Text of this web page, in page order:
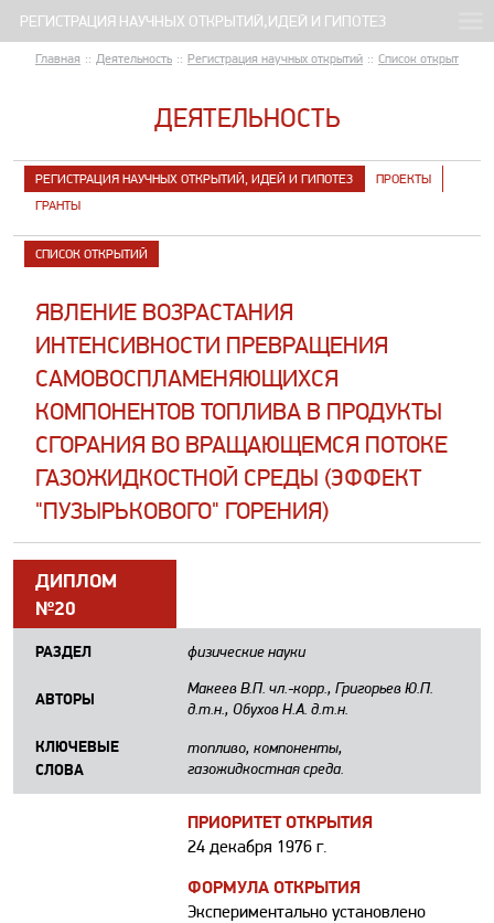
Главная :: Деятельность :: Регистрация научных открытий :: Список открытий
ДЕЯТЕЛЬНОСТЬ
РЕГИСТРАЦИЯ НАУЧНЫХ ОТКРЫТИЙ, ИДЕЙ И ГИПОТЕЗ
ПРОЕКТЫ
ГРАНТЫ
СПИСОК ОТКРЫТИЙ
ЯВЛЕНИЕ ВОЗРАСТАНИЯ
ИНТЕНСИВНОСТИ ПРЕВРАЩЕНИЯ
САМОВОСПЛАМЕНЯЮЩИХСЯ
КОМПОНЕНТОВ ТОПЛИВА В ПРОДУКТЫ
СГОРАНИЯ ВО ВРАЩАЮЩЕМСЯ ПОТОКЕ
ГАЗОЖИДКОСТНОЙ СРЕДЫ (ЭФФЕКТ
"ПУЗЫРЬКОВОГО" ГОРЕНИЯ)
ДИПЛОМ
№20
РАЗДЕЛ физические науки
АВТОРЫ
Макеев В.П. чл.-корр., Григорьев Ю.П.
д.т.н., Обухов Н.А. д.т.н.
КЛЮЧЕВЫЕ
СЛОВА
топливо, компоненты,
газожидкостная среда.
ПРИОРИТЕТ ОТКРЫТИЯ
24 декабря 1976 г.
ФОРМУЛА ОТКРЫТИЯ
Экспериментально установлено